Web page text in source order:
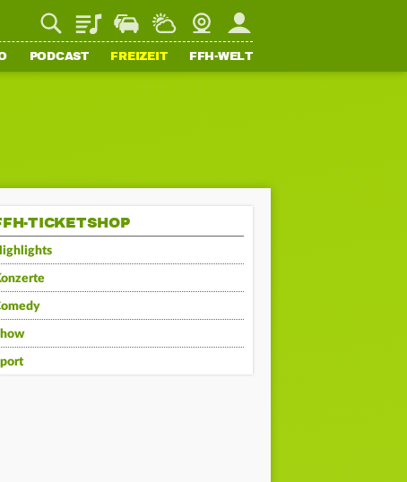
PlaylistStaupilotWetterWebcamMein FFH
PODCAST FREIZEIT FFH-WELT
TICKETSHOP